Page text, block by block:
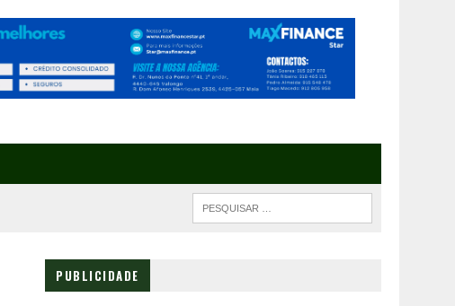
PUBLICIDADE